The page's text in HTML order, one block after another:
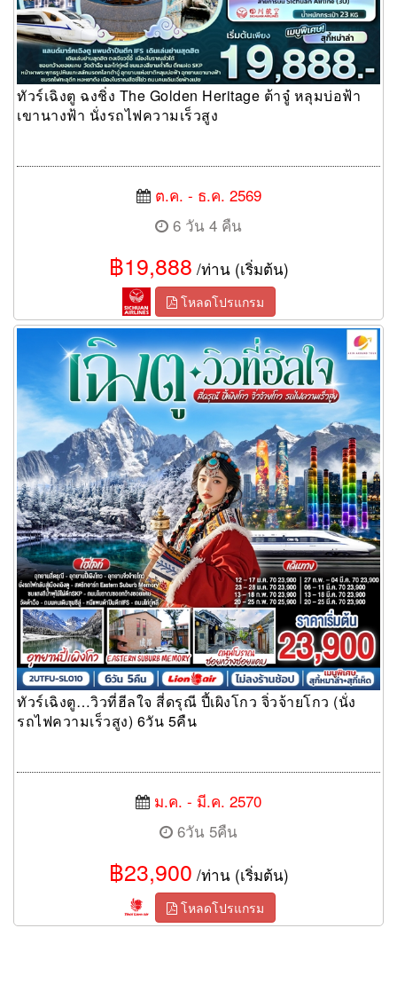
ทัวร์เฉิงตู ฉงชิ่ง The Golden Heritage ต้าจู๋ หลุมบ่อฟ้า
เขานางฟ้า นั่งรถไฟความเร็วสูง
ต.ค. - ธ.ค. 2569
6 วัน 4 คืน
฿19,888 /ท่าน (เริ่มต้น)
โหลดโปรแกรม
ทัวร์เฉิงตู…วิวที่ฮีลใจ สี่ดรุณี ปี้เผิงโกว จิ่วจ้ายโกว (นั่งรถไฟความเร็ว
สูง) 6วัน 5คืน
ทัวร์เฉิงตู…วิวที่ฮีลใจ สี่ดรุณี ปี้เผิงโกว จิ่วจ้ายโกว (นั่ง
รถไฟความเร็วสูง) 6วัน 5คืน
ม.ค. - มี.ค. 2570
6วัน 5คืน
฿23,900 /ท่าน (เริ่มต้น)
โหลดโปรแกรม